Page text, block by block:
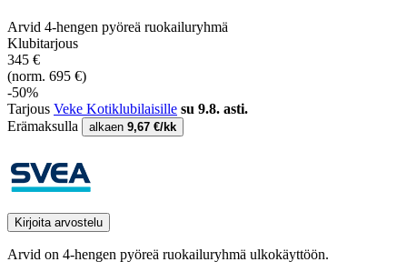
Arvid 4-hengen pyöreä ruokailuryhmä
Klubitarjous
345 €
(norm. 695 €)
-50%
Tarjous Veke Kotiklubilaisille su 9.8. asti.
Erämaksulla
alkaen 9,67 €/kk
Kirjoita arvostelu
Arvid on 4-hengen pyöreä ruokailuryhmä ulkokäyttöön.